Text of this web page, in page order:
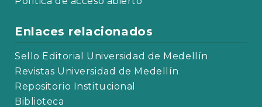
Enlaces relacionados
Sello Editorial Universidad de Medellín
Revistas Universidad de Medellín
Repositorio Institucional
Biblioteca